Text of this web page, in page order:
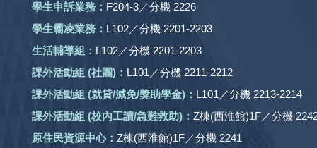
學生申訴業務： F204-3／分機 2226
學生霸凌業務： L102／分機 2201-2203
生活輔導組： L102／分機 2201-2203
課外活動組 (社團) ： L101／分機 2211-2212
課外活動組 (就貸/減免/獎助學金)： L101／分機 2213-2214
課外活動組 (校內工讀/急難救助) ： Z棟(西淮館)1F／分機
原住民資源中心： Z棟(西淮館)1F／分機 2241